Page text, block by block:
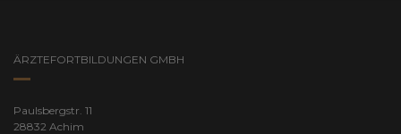
ÄRZTEFORTBILDUNGEN GMBH
Paulsbergstr. 11
28832 Achim